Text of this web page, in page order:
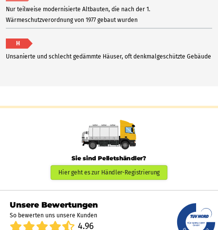
Nur teilweise modernisierte Altbauten, die nach der 1.
Wärmeschutzverordnung von 1977 gebaut wurden
H
Unsanierte und schlecht gedämmte Häuser, oft denkmalgeschützte Gebäude
Sie sind Pelletshändler?
Hier geht es zur Händler-Registrierung
Unsere Bewertungen
So bewerten uns unsere Kunden
4.96